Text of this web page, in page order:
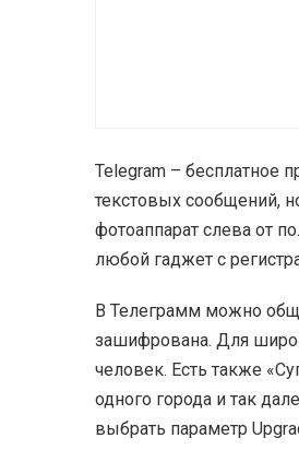
Telegram – бесплатное
текстовых сообщений,
фотоаппарат слева от
любой гаджет с
В Телеграмм можно
зашифрована. Для
человек. Есть также
одного города и так
выбрать параметр